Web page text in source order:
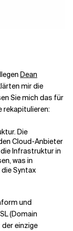
Dean
mir die
Sie mich das für
rekapitulieren:
Die
Cloud-Anbieter
Infrastruktur in
was in
Syntax
und
(Domain
einzige